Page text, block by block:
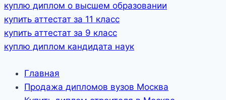
куплю диплом о высшем образовании
купить аттестат за 11 класс
купить аттестат за 9 класс
куплю диплом кандидата наук
Главная
Продажа дипломов вузов Москва